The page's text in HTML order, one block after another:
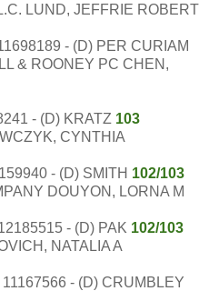
LUND, JEFFRIE ROBERT
- (D) PER CURIAM
& ROONEY PC CHEN,
- (D) KRATZ 103
CYNTHIA
- (D) SMITH 102/103
DOUYON, LORNA M
- (D) PAK 102/103
NATALIA A
11167566 - (D) CRUMBLEY